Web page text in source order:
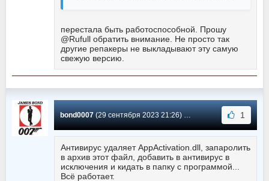
перестала быть работоспособной. Прошу
@Rufull обратить внимание. Не просто так
другие репакеры не выкладывают эту самую
свежую версию.
bond0007(29 сентября 2023 21:26) Сообщение #560 1
Антивирус удаляет AppActivation.dll, запаролить
в архив этот файл, добавить в антивирус в
исключения и кидать в папку с программой...
Всё работает.